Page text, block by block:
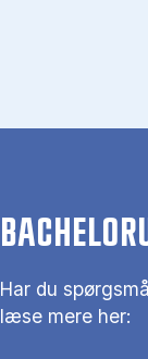
Har du
læse mere her: